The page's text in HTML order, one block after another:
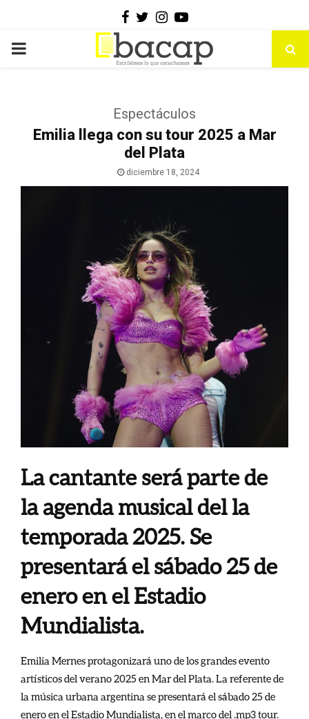
Facebook
Twitter
Instagram
Youtube
PRIMARY
Espectáculos
Emilia llega con su tour 2025 a Mar
del Plata
diciembre 18, 2024
La cantante será parte de
la agenda musical del la
temporada 2025. Se
presentará el sábado 25 de
enero en el Estadio
Mundialista.
Emilia Mernes protagonizará uno de los grandes evento
artísticos del verano 2025 en Mar del Plata. La referente de
la música urbana argentina se presentará el sábado 25 de
enero en el Estadio Mundialista, en el marco del .mp3 tour.